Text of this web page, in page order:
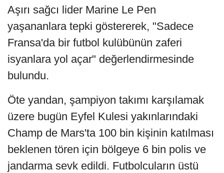
Aşırı sağcı lider Marine Le Pen
yaşananlara tepki göstererek, "Sadece
Fransa'da bir futbol kulübünün zaferi
isyanlara yol açar" değerlendirmesinde
bulundu.
Öte yandan, şampiyon takımı karşılamak
üzere bugün Eyfel Kulesi yakınlarındaki
Champ de Mars'ta 100 bin kişinin katılması
beklenen tören için bölgeye 6 bin polis ve
jandarma sevk edildi. Futbolcuların üstü